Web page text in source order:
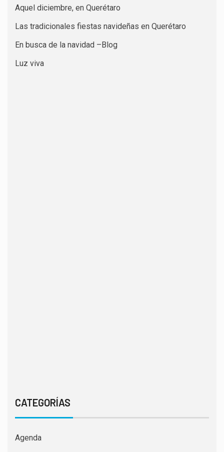
Aquel diciembre, en Querétaro
Las tradicionales fiestas navideñas en Querétaro
En busca de la navidad –Blog
Luz viva
CATEGORÍAS
Agenda